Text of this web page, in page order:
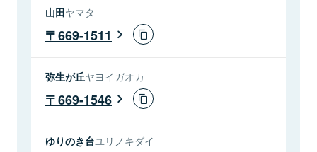
山田ヤマタ
669-1511
弥生が丘ヤヨイガオカ
669-1546
ゆりのき台ユリノキダイ